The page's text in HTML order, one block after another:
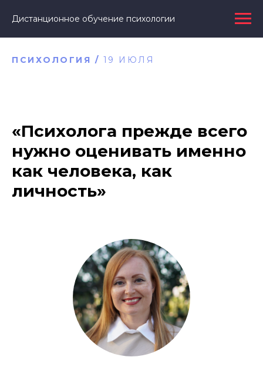
Дистанционное обучение психологии
ПСИХОЛОГИЯ / 19 ИЮЛЯ
«Психолога прежде всего
нужно оценивать именно
как человека, как
личность»